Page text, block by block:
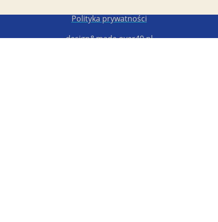
Polityka prywatności
design&madeover40.pl